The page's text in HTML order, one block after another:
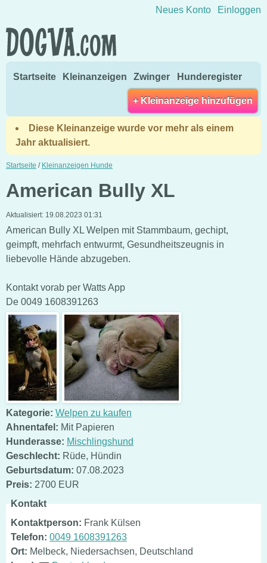
Direkt zum Inhalt wechseln
Neues Konto Einloggen
Startseite Kleinanzeigen Zwinger Hunderegister
+ Kleinanzeige hinzufügen
Diese Kleinanzeige wurde vor mehr als einem
Jahr aktualisiert.
Startseite / Kleinanzeigen Hunde
American Bully XL
Aktualisiert: 19.08.2023 01:31
American Bully XL Welpen mit Stammbaum, gechipt,
geimpft, mehrfach entwurmt, Gesundheitszeugnis in
liebevolle Hände abzugeben.
Kontakt vorab per Watts App
De 0049 1608391263
Kategorie: Welpen zu kaufen
Ahnentafel: Mit Papieren
Hunderasse: Mischlingshund
Geschlecht: Rüde, Hündin
Geburtsdatum: 07.08.2023
Preis: 2700 EUR
Kontakt
Kontaktperson: Frank Külsen
Telefon: 0049 1608391263
Ort: Melbeck, Niedersachsen, Deutschland